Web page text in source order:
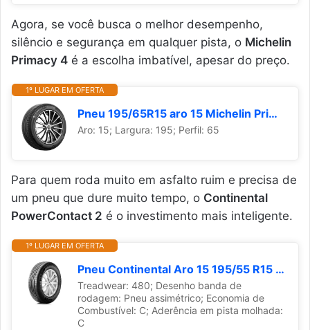
Agora, se você busca o melhor desempenho,
silêncio e segurança em qualquer pista, o Michelin
Primacy 4 é a escolha imbatível, apesar do preço.
1º LUGAR EM OFERTA
Pneu 195/65R15 aro 15 Michelin Primacy 4 91H
Aro: 15; Largura: 195; Perfil: 65
Para quem roda muito em asfalto ruim e precisa de
um pneu que dure muito tempo, o Continental
PowerContact 2 é o investimento mais inteligente.
1º LUGAR EM OFERTA
Pneu Continental Aro 15 195/55 R15 85H 210Km/h 85-515 Kg 71dB Tecnologia WWI ContiPowerContact 2 - BRPNEU0327
Treadwear: 480; Desenho banda de
rodagem: Pneu assimétrico; Economia de
Combustível: C; Aderência em pista molhada:
C